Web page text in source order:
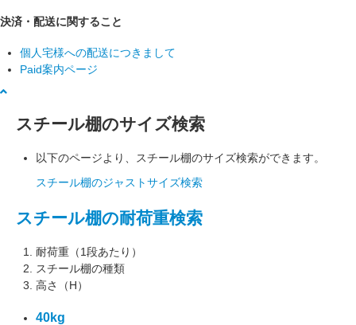
決済・配送に関すること
個人宅様への配送につきまして
Paid案内ページ
スチール棚のサイズ検索
以下のページより、スチール棚のサイズ検索ができます。
スチール棚のジャストサイズ検索
スチール棚の耐荷重検索
耐荷重（1段あたり）
スチール棚の種類
高さ（H）
40kg